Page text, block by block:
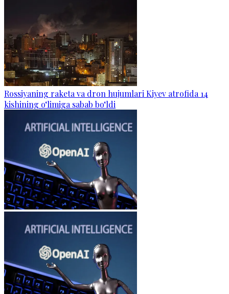
Rossiyaning raketa va dron hujumlari Kiyev atrofida 14
kishining o‘limiga sabab bo‘ldi